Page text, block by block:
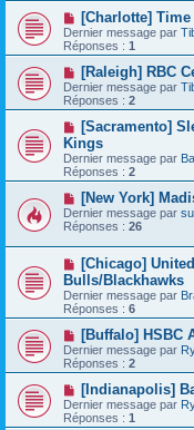
[Charlotte]
Dernier message par
Réponses : 1
[Raleigh] RBC
Dernier message par
Réponses : 2
[Sacramento]
Kings
Dernier message par
Réponses : 2
[New York]
Dernier message par
Réponses : 26
[Chicago]
Bulls/Blackhawks
Dernier message par
Réponses : 6
[Buffalo] HSBC
Dernier message par
Réponses : 2
[Indianapolis]
Dernier message par
Réponses : 1